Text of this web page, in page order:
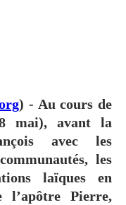
) - Au cours de
mai), avant la
avec les
les
laïques en
l’apôtre Pierre,